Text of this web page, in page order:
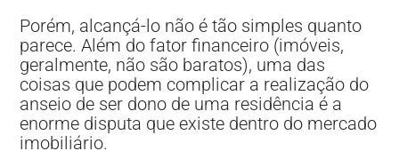
Porém, alcançá-lo não é tão simples quanto
parece. Além do fator financeiro (imóveis,
geralmente, não são baratos), uma das
coisas que podem complicar a realização do
anseio de ser dono de uma residência é a
enorme disputa que existe dentro do mercado
imobiliário.